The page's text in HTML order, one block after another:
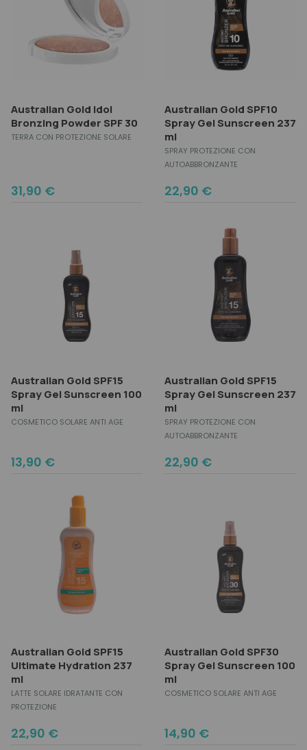
Australian Gold Idol
Bronzing Powder SPF 30
TERRA CON PROTEZIONE SOLARE
31,90 €
Australian Gold SPF10
Spray Gel Sunscreen 237
ml
SPRAY PROTEZIONE CON
AUTOABBRONZANTE
22,90 €
Australian Gold SPF15
Spray Gel Sunscreen 100
ml
COSMETICO SOLARE ANTI AGE
13,90 €
Australian Gold SPF15
Spray Gel Sunscreen 237
ml
SPRAY PROTEZIONE CON
AUTOABBRONZANTE
22,90 €
Australian Gold SPF15
Ultimate Hydration 237
ml
LATTE SOLARE IDRATANTE CON
PROTEZIONE
22,90 €
Australian Gold SPF30
Spray Gel Sunscreen 100
ml
COSMETICO SOLARE ANTI AGE
14,90 €